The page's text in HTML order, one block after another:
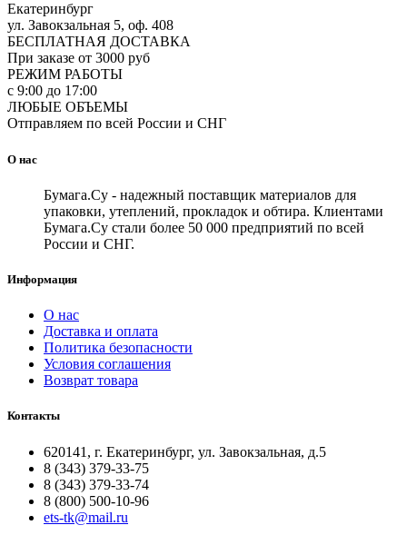
Екатеринбург
ул. Завокзальная 5, оф. 408
БЕСПЛАТНАЯ ДОСТАВКА
При заказе от 3000 руб
РЕЖИМ РАБОТЫ
с 9:00 до 17:00
ЛЮБЫЕ ОБЪЕМЫ
Отправляем по всей России и СНГ
О нас
Бумага.Су - надежный поставщик материалов для
упаковки, утеплений, прокладок и обтира. Клиентами
Бумага.Су стали более 50 000 предприятий по всей
России и СНГ.
Информация
О нас
Доставка и оплата
Политика безопасности
Условия соглашения
Возврат товара
Контакты
620141, г. Екатеринбург, ул. Завокзальная, д.5
8 (343) 379-33-75
8 (343) 379-33-74
8 (800) 500-10-96
ets-tk@mail.ru